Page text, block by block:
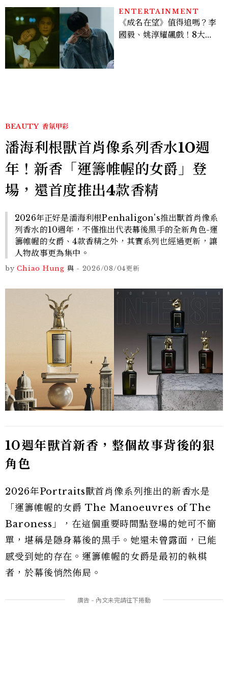
ENTERTAINMENT
《成名在望》值得追嗎？李
國毅、姚淳耀飆戲！8大看
BEAUTY 香氛甲彩
潘海利根獸首肖像系列香水10週
年！新香「運籌帷幄的女爵」登
場，還首度推出4款香精
2026年正好是潘海利根Penhaligon's推出獸首肖像系
列香水的10週年，不僅推出代表幕後黑手的全新角色-運
籌帷幄的女爵、4款香精之外，其實系列也經過更新，讓
人物故事更為集中。
by Chiao Hung 與 - 2026/08/04更新
10週年獸首新香，整個故事背後的狠
角色
2026年Portraits獸首肖像系列推出的新香水是
「運籌帷幄的女爵 The Manoeuvres of The
Baroness」，在這個重要時間點登場的她可不簡
單，堪稱是隱身幕後的黑手。她還未曾露面，已能
感受到她的存在。運籌帷幄的女爵是最初的執棋
者，於幕後悄然佈局。